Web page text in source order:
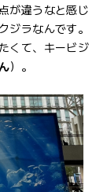
が違うなと感じ
ジラなんです。
くて、キービジ
）。